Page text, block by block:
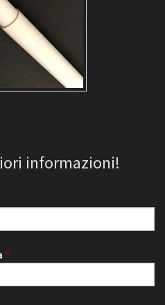
informazioni!